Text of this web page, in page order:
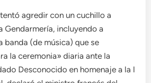
agredir con un cuchillo a
Gendarmería, incluyendo a
banda (de música) que se
la ceremonia» diaria ante la
Desconocido en homenaje a la I